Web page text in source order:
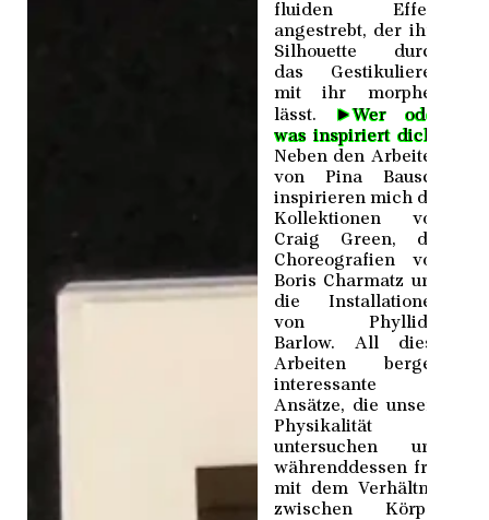
fluiden Effekt
angestrebt, der ihre
Silhouette durch
das Gestikulieren
mit ihr morphen
lässt.
►Wer oder
was inspiriert dich?
Neben den Arbeiten
von Pina Bausch
inspirieren mich die
Kollektionen von
Craig Green, die
Choreografien von
Boris Charmatz und
die Installationen
von Phyllidia
Barlow. All diese
Arbeiten bergen
interessante
Ansätze, die unsere
Physikalität
untersuchen und
währenddessen frei
mit dem Verhältnis
zwischen Körper